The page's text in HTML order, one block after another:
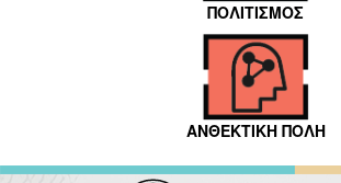
ΠΟΛΙΤΙΣΜΟΣ
ΑΝΘΕΚΤΙΚΗ ΠΟΛΗ